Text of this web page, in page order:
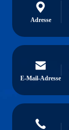
Adresse
E-Mail-Adresse